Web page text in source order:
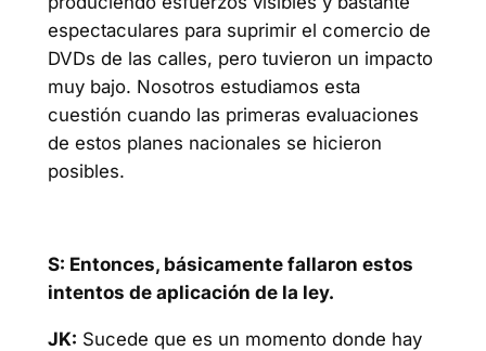
espectaculares para suprimir el comercio de
DVDs de las calles, pero tuvieron un impacto
muy bajo. Nosotros estudiamos esta
cuestión cuando las primeras evaluaciones
de estos planes nacionales se hicieron
posibles.
S: Entonces, básicamente fallaron estos
intentos de aplicación de la ley.
JK: Sucede que es un momento donde hay